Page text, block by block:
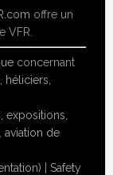
offre un
VFR.
concernant
héliciers,
expositions,
aviation de
|Safety